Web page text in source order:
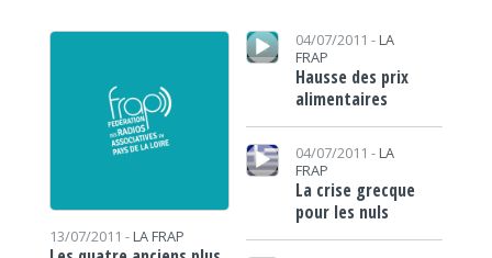
13/07/2011 - LA FRAP
Lecteur audio 04/07/2011 - LA
FRAP
Hausse des prix
alimentaires
Lecteur audio
04/07/2011 - LA
FRAP
La crise grecque
pour les nuls